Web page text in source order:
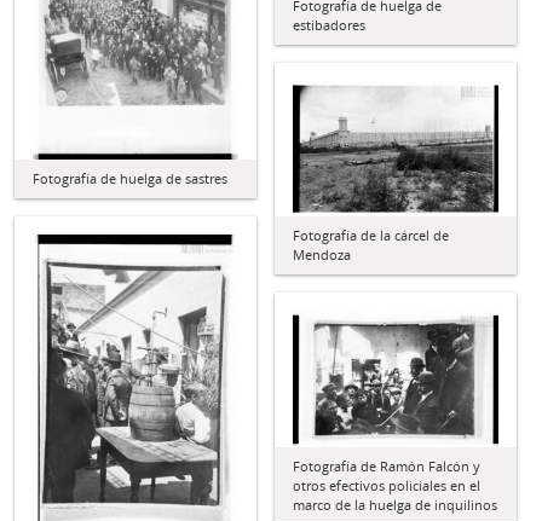
Fotografía de huelga de sastres
Fotografía de huelga de
estibadores
Fotografía de la cárcel de
Mendoza
Fotografía de Ramón Falcón y
otros efectivos policiales en el
marco de la huelga de inquilinos